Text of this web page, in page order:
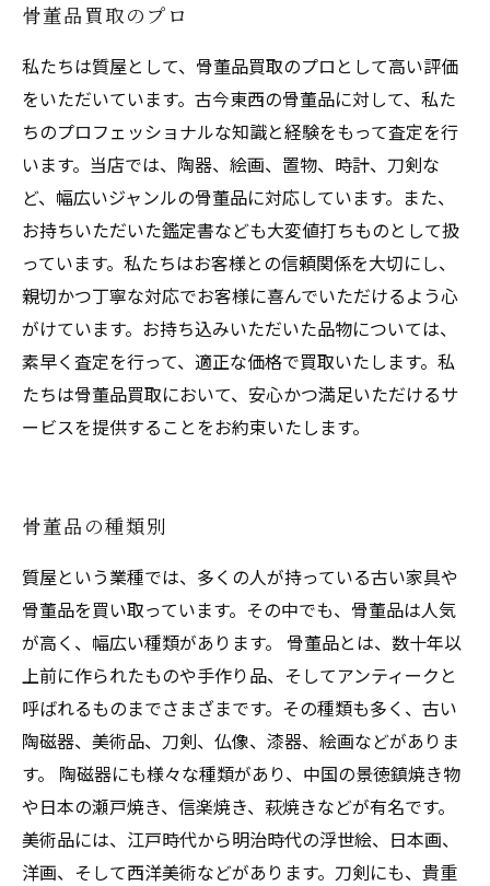
骨董品買取のプロ
私たちは質屋として、骨董品買取のプロとして高い評価
をいただいています。古今東西の骨董品に対して、私た
ちのプロフェッショナルな知識と経験をもって査定を行
います。当店では、陶器、絵画、置物、時計、刀剣な
ど、幅広いジャンルの骨董品に対応しています。また、
お持ちいただいた鑑定書なども大変値打ちものとして扱
っています。私たちはお客様との信頼関係を大切にし、
親切かつ丁寧な対応でお客様に喜んでいただけるよう心
がけています。お持ち込みいただいた品物については、
素早く査定を行って、適正な価格で買取いたします。私
たちは骨董品買取において、安心かつ満足いただけるサ
ービスを提供することをお約束いたします。
骨董品の種類別
質屋という業種では、多くの人が持っている古い家具や
骨董品を買い取っています。その中でも、骨董品は人気
が高く、幅広い種類があります。 骨董品とは、数十年以
上前に作られたものや手作り品、そしてアンティークと
呼ばれるものまでさまざまです。その種類も多く、古い
陶磁器、美術品、刀剣、仏像、漆器、絵画などがありま
す。 陶磁器にも様々な種類があり、中国の景徳鎮焼き物
や日本の瀬戸焼き、信楽焼き、萩焼きなどが有名です。
美術品には、江戸時代から明治時代の浮世絵、日本画、
洋画、そして西洋美術などがあります。刀剣にも、貴重